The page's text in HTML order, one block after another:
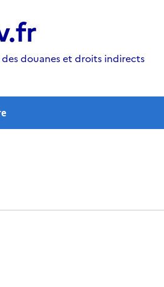
douanes et droits indirects